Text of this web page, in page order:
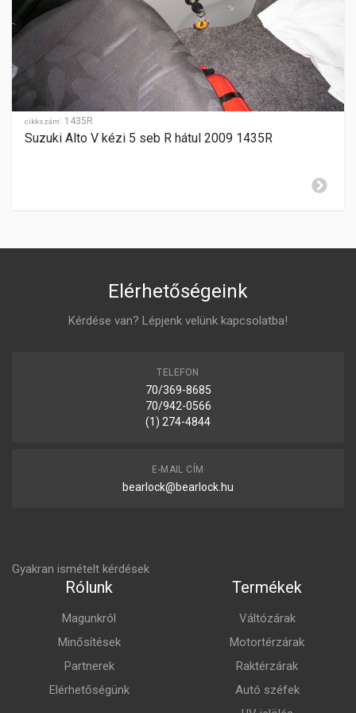
automata szekvenciális
SEBESSÉGFOKOZATOK
HÁTRAMENET
hátul
GYÁRTÁSI ÉV
2008-
cikkszám: 1435R
Suzuki Alto V kézi 5 seb R hátul 2009 1435R
Elérhetőségeink
Kérdése van? Lépjenk velünk kapcsolatba!
TELEFON
70/369-8685
70/942-0566
(1) 274-4844
E-MAIL CÍM
bearlock@bearlock.hu
Gyakran ismételt kérdések
Rólunk
Magunkról
Minősítések
Partnerek
Elérhetőségünk
Termékek
Váltózárak
Motortérzárak
Raktérzárak
Autó széfek